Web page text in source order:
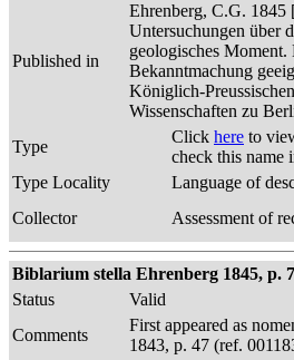
Published in
Ehrenberg, C.G. 1845
Untersuchungen über
geologisches
Bekanntmachung
Königlich-
Wissenschaften zu
Type
Click here to
check this name
Type Locality
Language of
Collector
Assessment of
Biblarium stella Ehrenberg 1845, p.
Status
Valid
Comments
First appeared as
1843, p. 47 (ref.